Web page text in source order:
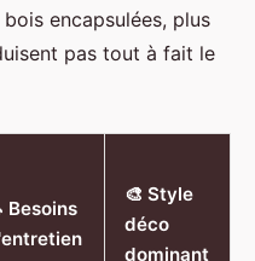
encapsulées, plus
pas tout à fait le
Besoins
🎨 Style
déco
dominant